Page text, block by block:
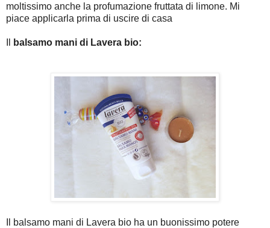
moltissimo anche la profumazione fruttata di limone. Mi
piace applicarla prima di uscire di casa
balsamo mani di Lavera bio:
Il balsamo mani di Lavera bio ha un buonissimo potere